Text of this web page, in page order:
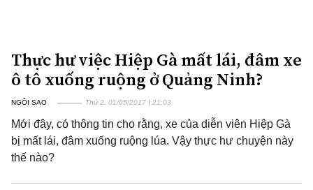
Thực hư việc Hiệp Gà mất lái, đâm xe
ô tô xuống ruộng ở Quảng Ninh?
NGÔI SAO Thứ 2, 01/05/2017 | 21:03
Mới đây, có thông tin cho rằng, xe của diễn viên Hiệp Gà
bị mất lái, đâm xuống ruộng lúa. Vậy thực hư chuyện này
thế nào?